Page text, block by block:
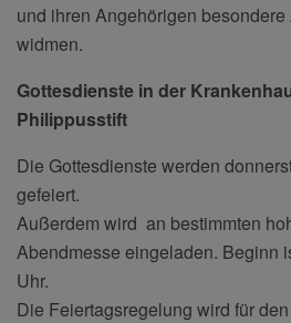
und ihren Angehörigen
widmen.
Gottesdienste in der
Philippusstift
Die Gottesdienste werden
gefeiert.
Außerdem wird an bestimmten
Abendmesse eingeladen. Beginn
Uhr.
Die Feiertagsregelung wird für